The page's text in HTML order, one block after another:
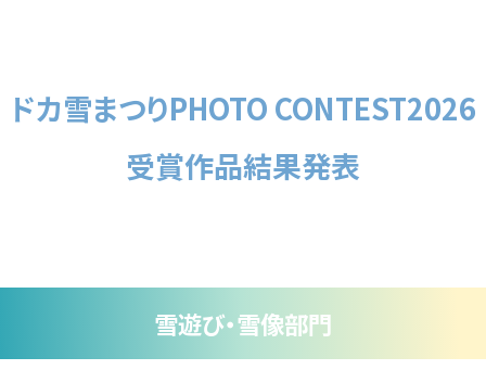
ドカ雪まつりPHOTO CONTEST2026
受賞作品結果発表
雪遊び・雪像部門